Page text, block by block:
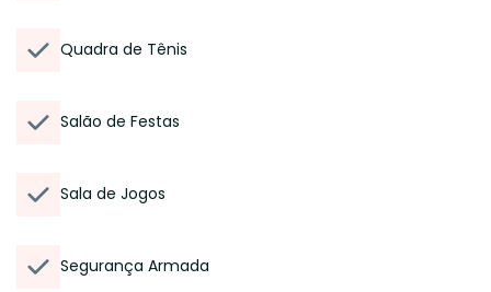
Quadra de Tênis
Salão de Festas
Sala de Jogos
Segurança Armada